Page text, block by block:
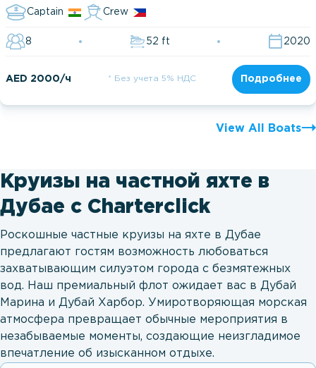
Captain Crew
8 52 ft 2020
AED 2000/ч * Без учета 5% НДС Подробнее
View All Boats
Круизы на частной яхте в
Дубае с Charterclick
Роскошные частные круизы на яхте в Дубае
предлагают гостям возможность любоваться
захватывающим силуэтом города с безмятежных
вод. Наш премиальный флот ожидает вас в Дубай
Марина и Дубай Харбор. Умиротворяющая морская
атмосфера превращает обычные мероприятия в
незабываемые моменты, создающие неизгладимое
впечатление об изысканном отдыхе.